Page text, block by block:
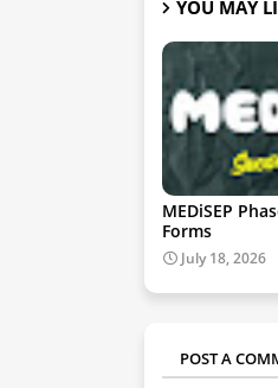
YOU MAY
MEDiSEP
Forms
July 18, 2026
POST A